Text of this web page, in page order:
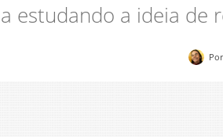
estudando a ideia de